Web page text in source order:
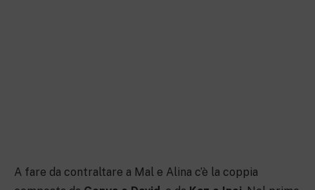
A fare da contraltare a Mal e Alina c’è la coppia